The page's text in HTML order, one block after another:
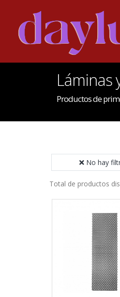
Láminas
Productos de
No hay
Total de productos